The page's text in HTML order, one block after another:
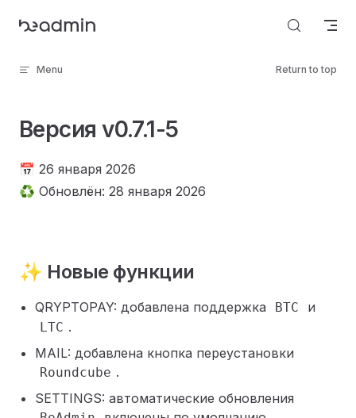
Skip to content
Menu Return to top
Версия v0.7.1-5
📅 26 января 2026
♻️ Обновлён: 28 января 2026
✨ Новые функции
QRYPTOPAY: добавлена поддержка BTC и
LTC .
MAIL: добавлена кнопка переустановки
Roundcube .
SETTINGS: автоматические обновления